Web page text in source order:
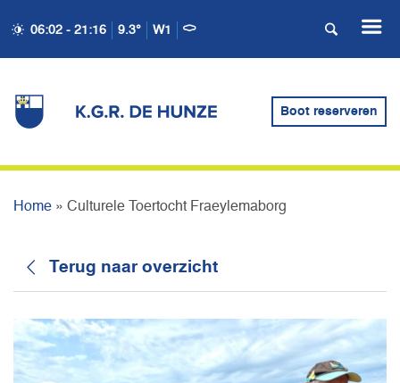
06:02 - 21:16 9.3° W1
Boot reserveren
CULTURELE TOERTOCHT
Home » Culturele Toertocht Fraeylemaborg
Terug naar overzicht